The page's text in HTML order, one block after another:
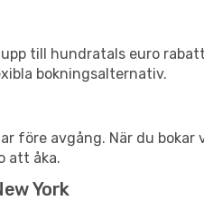
till hundratals euro
bokningsalternativ.
före avgång. När du
att åka.
York